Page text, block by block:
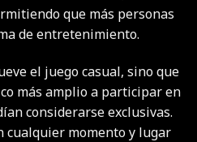
que más personas
de entretenimiento.
el juego casual, sino que
más amplio a participar en
considerarse exclusivas.
cualquier momento y lugar